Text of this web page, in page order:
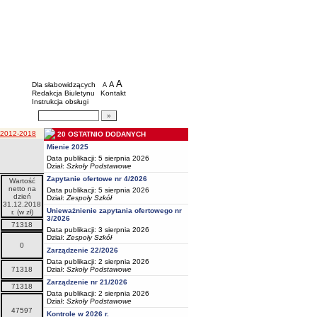
BIP - Oświata Częstochowa
Menu dodatkowe
Dla słabowidzących A pomniejsz czcionkę
A standardowy rozmiar czcionki
A
Redakcja Biuletynu
Kontakt
Instrukcja obsługi
Wyszukiwarka artykułów
2018
Wartość
netto na
dzień
31.12.2018
r. (w zł)
Wartość
netto na
dzień
31.12.2019
r. (w zł)
Wartość
netto na
dzień
31.12.2020
r. (w zł)
71318
0 0 0
71318 48031 28816
71318 48031 28816
47597 31112 17357
20 OSTATNIO DODANYCH
Mienie 2025
Data publikacji: 5 sierpnia 2026
Dział: Szkoły Podstawowe
Zapytanie ofertowe nr 4/2026
Data publikacji: 5 sierpnia 2026
Dział: Zespoły Szkół
Unieważnienie zapytania ofertowego nr
3/2026
Data publikacji: 3 sierpnia 2026
Dział: Zespoły Szkół
Zarządzenie 22/2026
Data publikacji: 2 sierpnia 2026
Dział: Szkoły Podstawowe
Zarządzenie nr 21/2026
Data publikacji: 2 sierpnia 2026
Dział: Szkoły Podstawowe
Kontrole w 2026 r.